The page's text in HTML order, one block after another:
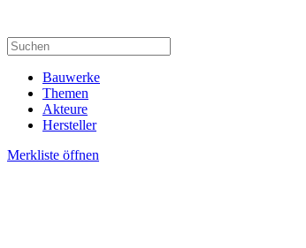
Bauwerke
Themen
Akteure
Hersteller
Merkliste öffnen